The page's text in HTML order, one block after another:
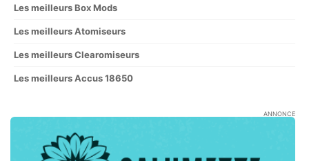
Les meilleurs Box Mods
Les meilleurs Atomiseurs
Les meilleurs Clearomiseurs
Les meilleurs Accus 18650
ANNONCE